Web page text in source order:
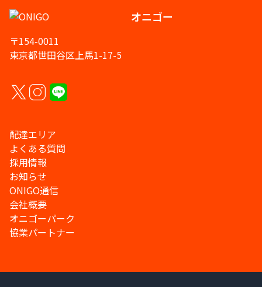
オニゴー
〒154-0011
東京都世田谷区上馬1-17-5
配達エリア
よくある質問
採用情報
お知らせ
ONIGO通信
会社概要
オニゴーパーク
協業パートナー